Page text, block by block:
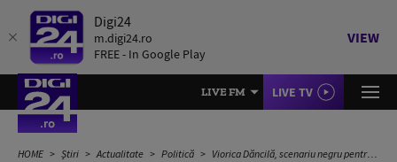
Digi24
m.digi24.ro
FREE - In Google Play
VIEW
LIVE FM LIVE TV
HOME Știri Actualitate Politică Viorica Dăncilă, scenariu negru pentru PSD: Riscă să dispară de pe scena politică (surse)